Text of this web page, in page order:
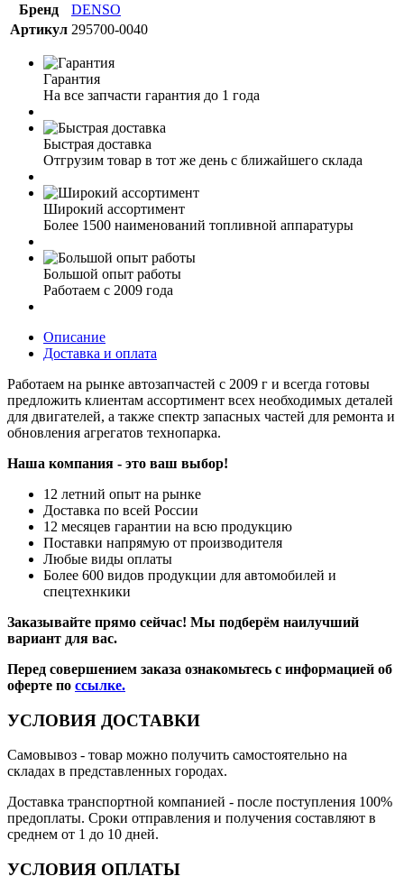
Бренд
DENSO
Артикул 295700-0040
Гарантия
На все запчасти гарантия до 1 года
Быстрая доставка
Отгрузим товар в тот же день с ближайшего склада
Широкий ассортимент
Более 1500 наименований топливной аппаратуры
Большой опыт работы
Работаем с 2009 года
Описание
Доставка и оплата
Работаем на рынке автозапчастей с 2009 г и всегда готовы
предложить клиентам ассортимент всех необходимых деталей
для двигателей, а также спектр запасных частей для ремонта и
обновления агрегатов технопарка.
Наша компания - это ваш выбор!
12 летний опыт на рынке
Доставка по всей России
12 месяцев гарантии на всю продукцию
Поставки напрямую от производителя
Любые виды оплаты
Более 600 видов продукции для автомобилей и
спецтехнкики
Заказывайте прямо сейчас! Мы подберём наилучший
вариант для вас.
Перед совершением заказа ознакомьтесь с информацией об
оферте по ссылке.
УСЛОВИЯ ДОСТАВКИ
Самовывоз - товар можно получить самостоятельно на
складах в представленных городах.
Доставка транспортной компанией - после поступления 100%
предоплаты. Сроки отправления и получения составляют в
среднем от 1 до 10 дней.
УСЛОВИЯ ОПЛАТЫ